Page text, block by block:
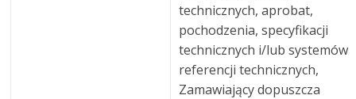
technicznych, aprobat,
pochodzenia, specyfikacji
technicznych i/lub systemów
referencji technicznych,
Zamawiający dopuszcza